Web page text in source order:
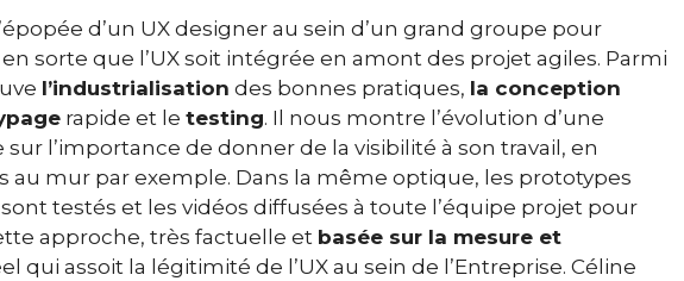
d’un UX designer au sein d’un grand groupe pour
sorte que l’UX soit intégrée en amont des projet agiles. Parmi
l’industrialisation des bonnes pratiques, la conception
rapide et le testing. Il nous montre l’évolution d’une
l’importance de donner de la visibilité à son travail, en
au mur par exemple. Dans la même optique, les prototypes
sont testés et les vidéos diffusées à toute l’équipe projet pour
approche, très factuelle et basée sur la mesure et
qui assoit la légitimité de l’UX au sein de l’Entreprise. Céline